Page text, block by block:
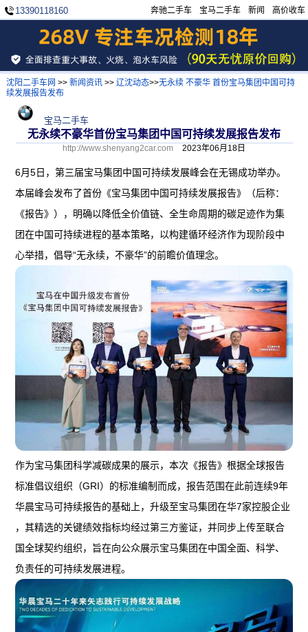
13390118160 高价收车
新闻
宝马二手车
奔驰二手车
沈阳二手车网 >> 新闻资讯>> 辽沈动态>>无永续 不豪华 首份宝马集团中国可持
续发展报告发布
宝马二手车
无永续不豪华首份宝马集团中国可持续发展报告发布
http://www.shenyang2car.com 2023年06月18日
6月5日，第三届宝马集团中国可持续发展峰会在无锡成功举办。
本届峰会发布了首份《宝马集团中国可持续发展报告》（后称：
《报告》），明确以降低全价值链、全生命周期的碳足迹作为集
团在中国可持续进程的基本策略，以构建循环经济作为现阶段中
心举措，倡导“无永续，不豪华”的前瞻价值理念。
作为宝马集团科学减碳成果的展示，本次《报告》根据全球报告
标准倡议组织（GRI）的标准编制而成，报告范围在此前连续9年
华晨宝马可持续报告的基础上，升级至宝马集团在华7家控股企业
，其精选的关键绩效指标均经过第三方鉴证，并同步上传至联合
国全球契约组织，旨在向公众展示宝马集团在中国全面、科学、
负责任的可持续发展进程。